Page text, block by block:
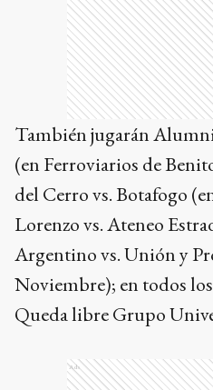
También jugarán
(en Ferroviarios de
del Cerro vs. Botafogo
Lorenzo vs. Ateneo
Argentino vs. Unión y
Noviembre); en todos los
Queda libre Grupo
Ads